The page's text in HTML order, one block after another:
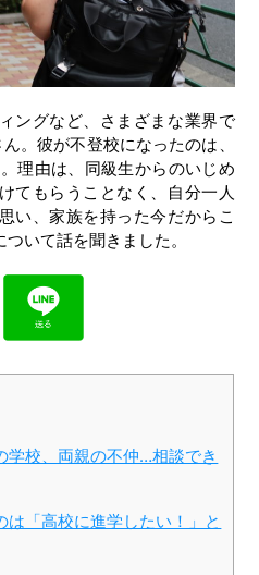
ングなど、さまざまな業界で
。彼が不登校になったのは、
理由は、同級生からのいじめ
てもらうことなく、自分一人
い、家族を持った今だからこ
いて話を聞きました。
学校、両親の不仲…相談でき
「高校に進学したい！」と